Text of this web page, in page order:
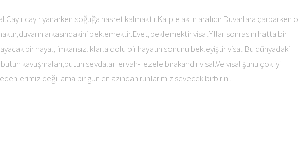
cayır yanarken soğuğa hasret kalmaktır.Kalple aklın arafıdır.Duvarlara çarparken o
arkasındakini beklemektir.Evet,beklemektir visal.Yıllar sonrasını hatta bir
bir hayal, imkansızlıklarla dolu bir hayatın sonunu bekleyiştir visal.Bu dünyadaki
bütün kavuşmaları,bütün sevdaları ervah-ı ezele bırakandır visal.Ve visal şunu çok iyi
değil ama bir gün en azından ruhlarımız sevecek birbirini.